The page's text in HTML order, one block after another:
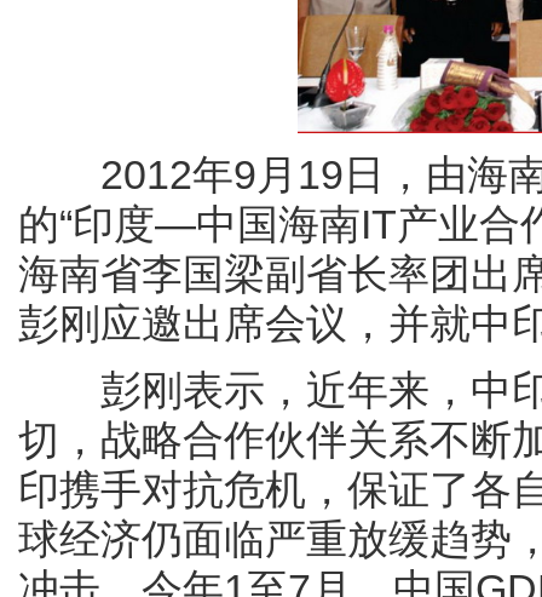
2012年9月19日，由海南
的“印度—中国海南IT产业合
海南省李国梁副省长率团出
彭刚应邀出席会议，并就中
彭刚表示，近年来，中印
切，战略合作伙伴关系不断
印携手对抗危机，保证了各
球经济仍面临严重放缓趋势